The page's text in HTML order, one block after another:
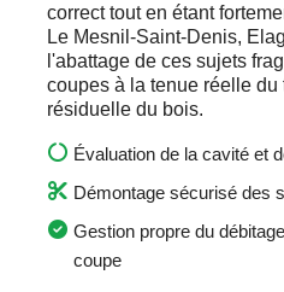
correct tout en étant
Le Mesnil-Saint-Denis,
l'abattage de ces sujets
coupes à la tenue réelle
résiduelle du bois.
Évaluation de la cavité et
Démontage sécurisé des
Gestion propre du
coupe